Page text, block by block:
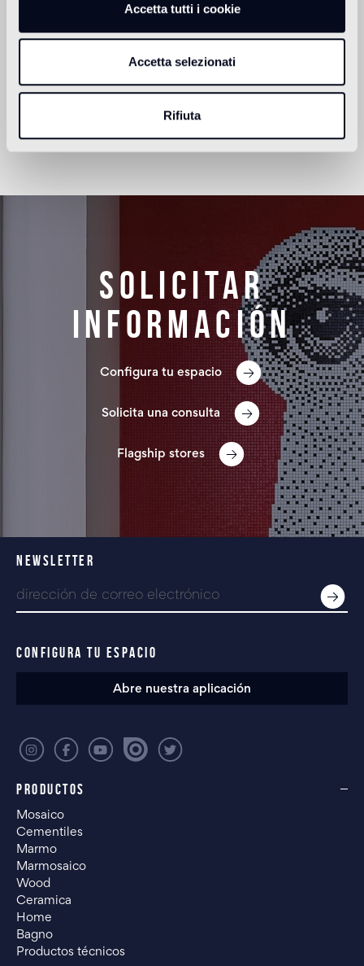
Accetta tutti i cookie
Accetta selezionati
Rifiuta
Known for his baroque creations which flirt with fantasy
in the world of decoration.
Solicitar
información
Configura tu espacio
Solicita una consulta
Flagship stores
PRODUCTOS
Mosaico
Cementiles
Marmo
Marmosaico
Wood
Ceramica
Home
Bagno
Productos técnicos
NEWSLETTER
CONFIGURA TU ESPACIO
Abre nuestra aplicación